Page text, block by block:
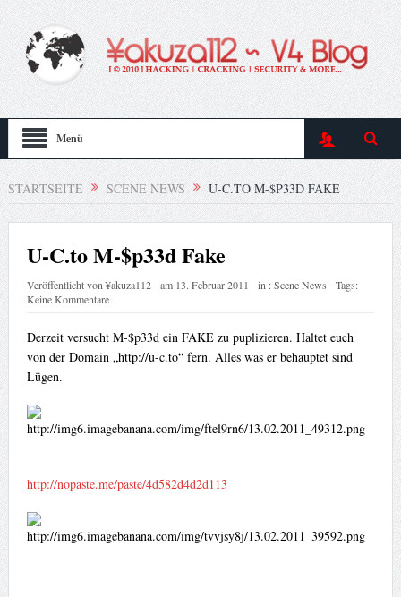
Menü
STARTSEITE SCENE NEWS U-C.TO M-$P33D FAKE
U-C.to M-$p33d Fake
Veröffentlicht von¥akuza112 am 13. Februar 2011 in :Scene News
Tags:
Keine Kommentare
Derzeit versucht M-$p33d ein FAKE zu puplizieren. Haltet euch
von der Domain „http://u-c.to“ fern. Alles was er behauptet sind
Lügen.
http://nopaste.me/paste/4d582d4d2d113